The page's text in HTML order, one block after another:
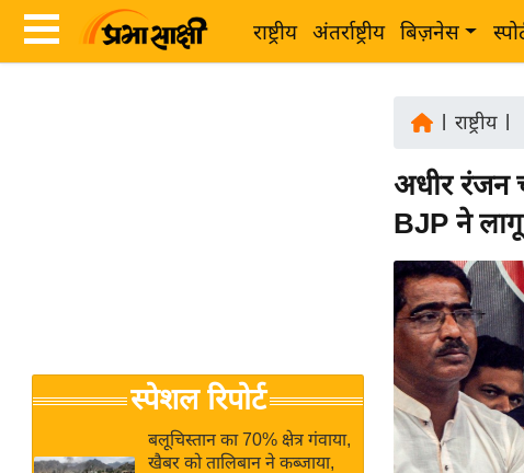
राष्ट्रीय अंतर्राष्ट्रीय बिज़नेस
Breaking
News in
जगत
राय
स्पेशल रिपोर्ट
बलूचिस्तान का 70% क्षेत्र गंवाया,
खैबर को तालिबान ने कब्जाया,
राष्ट्रीय|
अधीर रंजन
BJP ने